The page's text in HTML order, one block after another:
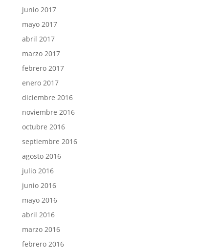
junio 2017
mayo 2017
abril 2017
marzo 2017
febrero 2017
enero 2017
diciembre 2016
noviembre 2016
octubre 2016
septiembre 2016
agosto 2016
julio 2016
junio 2016
mayo 2016
abril 2016
marzo 2016
febrero 2016